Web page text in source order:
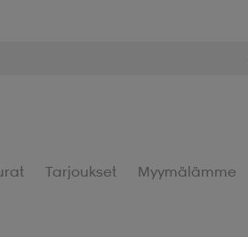
Tarjoukset Myymälämme